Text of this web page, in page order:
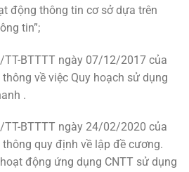
động thông tin cơ sở dựa trên
tin”;
BTTTT ngày 07/12/2017 của
về việc Quy hoạch sử dụng
.
BTTTT ngày 24/02/2020 của
thông quy định về lập đề cương.
động ứng dụng CNTT sử dụng